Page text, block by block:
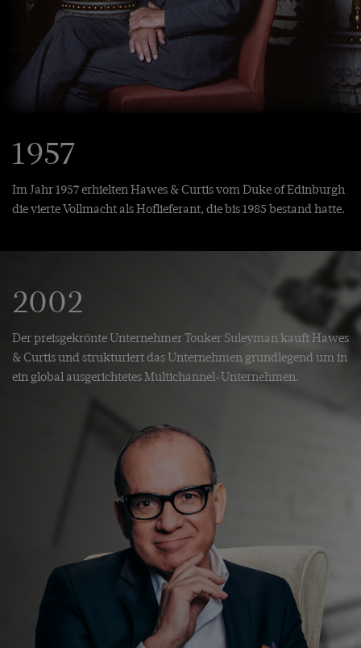
1957
Im Jahr 1957 erhielten Hawes & Curtis vom Duke of Edinburgh
die vierte Vollmacht als Hoflieferant, die bis 1985 bestand hatte.
2002
Der preisgekrönte Unternehmer Touker Suleyman kauft Hawes
& Curtis und strukturiert das Unternehmen grundlegend um in
ein global ausgerichtetes Multichannel-Unternehmen.